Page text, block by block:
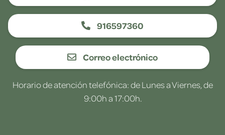
916597360
Correo electrónico
Horario de atención telefónica: de Lunes a Viernes, de
9:00h a 17:00h.